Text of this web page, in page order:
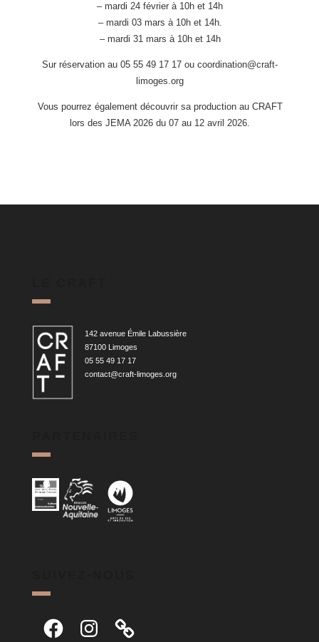
– mardi 24 février à 10h et 14h
– mardi 03 mars à 10h et 14h.
– mardi 31 mars à 10h et 14h
Sur réservation au 05 55 49 17 17 ou coordination@craft-
limoges.org
Vous pourrez également découvrir sa production au CRAFT
lors des JEMA 2026 du 07 au 12 avril 2026.
142 avenue Émile Labussière
87100 Limoges
05 55 49 17 17
contact@craft-limoges.org
FacebookInstagram